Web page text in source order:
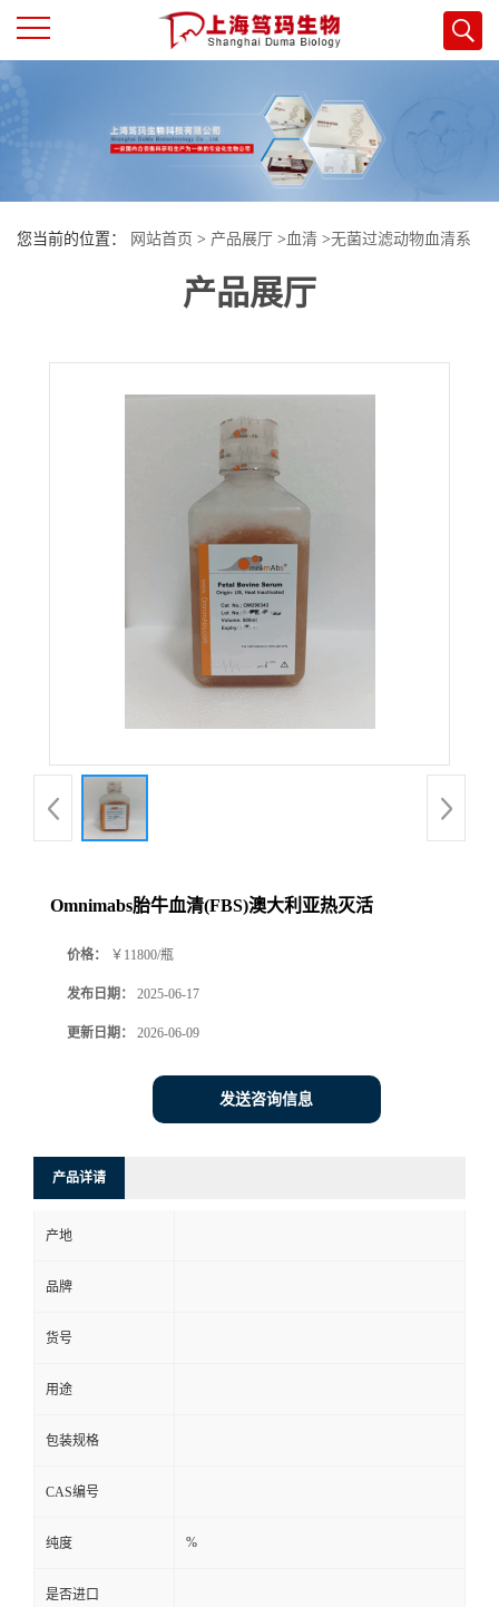
页
司
品
联
线
留
言
您当前的位置： 网站首页 > 产品展厅 > 血清 >无菌过滤动物血清系
Omnimabs胎牛血清(FBS)澳大利亚热灭活
产品展厅
Omnimabs胎牛血清(FBS)澳大利亚热灭活
价格： ￥11800/瓶
发布日期： 2025-06-17
更新日期： 2026-06-09
发送咨询信息
产品详请
产地
品牌
货号
用途
包装规格
CAS编号
纯度 %
是否进口